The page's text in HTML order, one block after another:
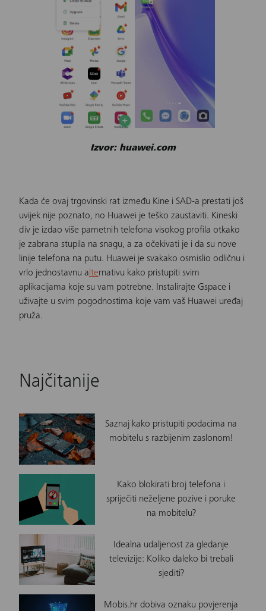
Izvor: huawei.com
Kada će ovaj trgovinski rat između Kine i SAD-a prestati još
uvijek nije poznato, no Huawei je teško zaustaviti. Kineski
div je izdao više pametnih telefona visokog profila otkako
je zabrana stupila na snagu, a za očekivati je i da su nove
linije telefona na putu. Huawei je svakako osmislio odličnu i
vrlo jednostavnu alternativu kako pristupiti svim
aplikacijama koje su vam potrebne. Instalirajte Gspace i
uživajte u svim pogodnostima koje vam vaš Huawei uređaj
pruža.
Najčitanije
Saznaj kako pristupiti podacima na
mobitelu s razbijenim zaslonom!
Kako blokirati broj telefona i
spriječiti neželjene pozive i poruke
na mobitelu?
Idealna udaljenost za gledanje
televizije: Koliko daleko bi trebali
sjediti?
Mobis.hr dobiva oznaku povjerenja